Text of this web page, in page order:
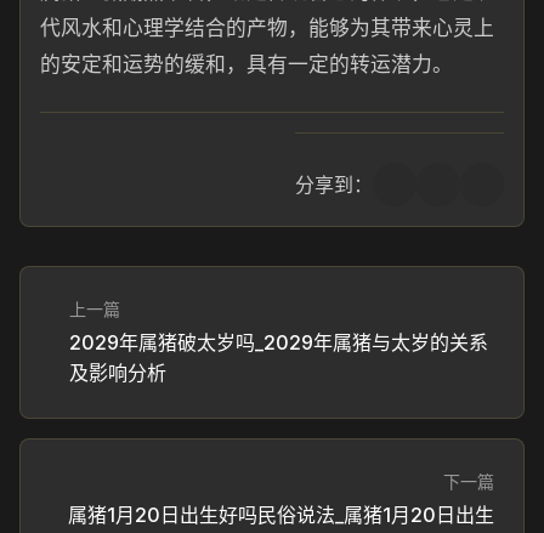
代风水和心理学结合的产物，能够为其带来心灵上
的安定和运势的缓和，具有一定的转运潜力。
分享到：
上一篇
2029年属猪破太岁吗_2029年属猪与太岁的关系
及影响分析
下一篇
属猪1月20日出生好吗民俗说法_属猪1月20日出生